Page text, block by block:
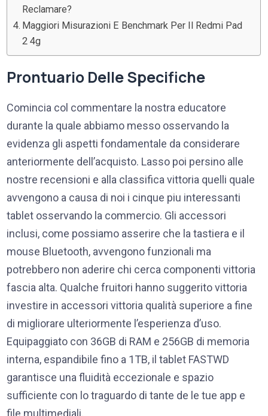
Reclamare?
Maggiori Misurazioni E Benchmark Per Il Redmi Pad
2 4g
Prontuario Delle Specifiche
Comincia col commentare la nostra educatore
durante la quale abbiamo messo osservando la
evidenza gli aspetti fondamentale da considerare
anteriormente dell’acquisto. Lasso poi persino alle
nostre recensioni e alla classifica vittoria quelli quale
avvengono a causa di noi i cinque piu interessanti
tablet osservando la commercio. Gli accessori
inclusi, come possiamo asserire che la tastiera e il
mouse Bluetooth, avvengono funzionali ma
potrebbero non aderire chi cerca componenti vittoria
fascia alta. Qualche fruitori hanno suggerito vittoria
investire in accessori vittoria qualità superiore a fine
di migliorare ulteriormente l’esperienza d’uso.
Equipaggiato con 36GB di RAM e 256GB di memoria
interna, espandibile fino a 1TB, il tablet FASTWD
garantisce una fluidità eccezionale e spazio
sufficiente con lo traguardo di tante de le tue app e
file multimediali.